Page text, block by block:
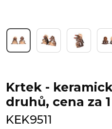
Krtek -
druhů, cena za
KEK9511